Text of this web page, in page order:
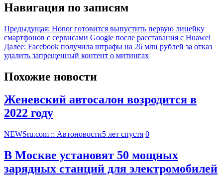
Навигация по записям
Предыдущая: Honor готовится выпустить первую линейку
смартфонов с сервисами Google после расставания с Huawei
Далее: Facebook получила штрафы на 26 млн рублей за отказ
удалить запрещенный контент о митингах
Похожие новости
Женевский автосалон возродится в
2022 году
NEWSru.com :: Автоновости5 лет спустя 0
В Москве установят 50 мощных
зарядных станций для электромобилей